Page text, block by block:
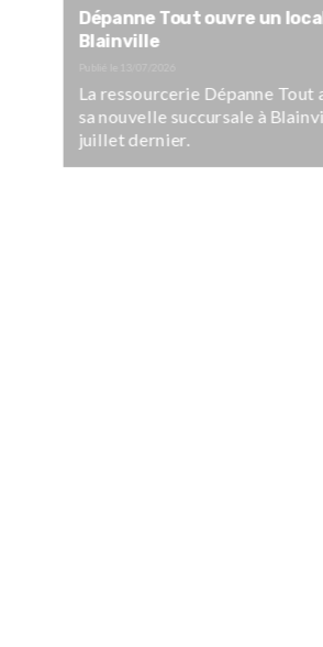
Dépanne Tout ouvre un
Blainville
La ressourcerie Dépanne Tout
sa nouvelle succursale à
juillet dernier.